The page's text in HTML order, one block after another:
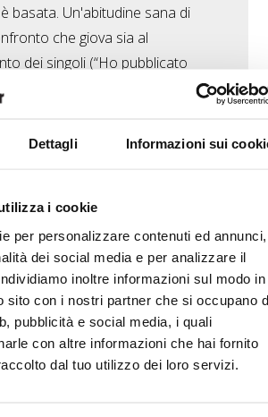
Dettagli Informazioni sui
i cookie
per personalizzare contenuti ed annunci,
dei social media e per analizzare il
inoltre informazioni sul modo in
sito con i nostri partner che si occupano
pubblicità e social media, i quali
con altre informazioni che hai fornito
dal tuo utilizzo dei loro servizi.
basata. Un'abitudine sana di
che giova sia al
dei singoli (“Ho pubblicato
è piaciuto, quindi per una sorta
dei brand (“Con questa
nella fan page, l’edge rank
che in 10 anni…
-16/03/2017 ANALYTICS,WEB